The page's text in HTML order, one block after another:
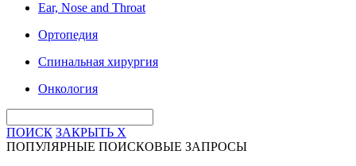
Ear, Nose and Throat
Ортопедия
Спинальная хирургия
Онкология
ПОИСК ЗАКРЫТЬ X
ПОПУЛЯРНЫЕ ПОИСКОВЫЕ ЗАПРОСЫ